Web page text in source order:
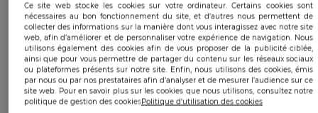
coopérative Netwerk Rentevrij accorde des prêts
sans intérêts à des organisations qui travaillent
selon les principes de l'économie sociale.
Les techniques utilisées par Netwerk Vlaanderen
s’articulent autour du doute mis sur l’image
Ce site web stocke les cookies sur votre ordinateur. Certains cookies sont
nécessaires au bon fonctionnement du site, et d’autres nous permettent de
collecter des informations sur la manière dont vous interagissez avec notre site
web, afin d’améliorer et de personnaliser votre expérience de navigation. Nous
utilisons également des cookies afin de vous proposer de la publicité ciblée,
ainsi que pour vous permettre de partager du contenu sur les réseaux sociaux
ou plateformes présents sur notre site. Enfin, nous utilisons des cookies, émis
par nous ou par nos prestataires afin d’analyser et de mesurer l’audience sur ce
site web. Pour en savoir plus sur les cookies que nous utilisons, consultez notre
politique de gestion des cookiesPolitique d'utilisation des cookies